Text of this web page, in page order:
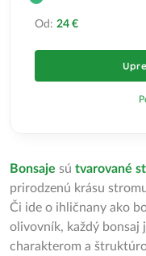
Od: 24 €
Bonsaje sú tvarované
prirodzenú krásu
Či ide o ihličnany ako
olivovník, každý bonsaj
charakterom a